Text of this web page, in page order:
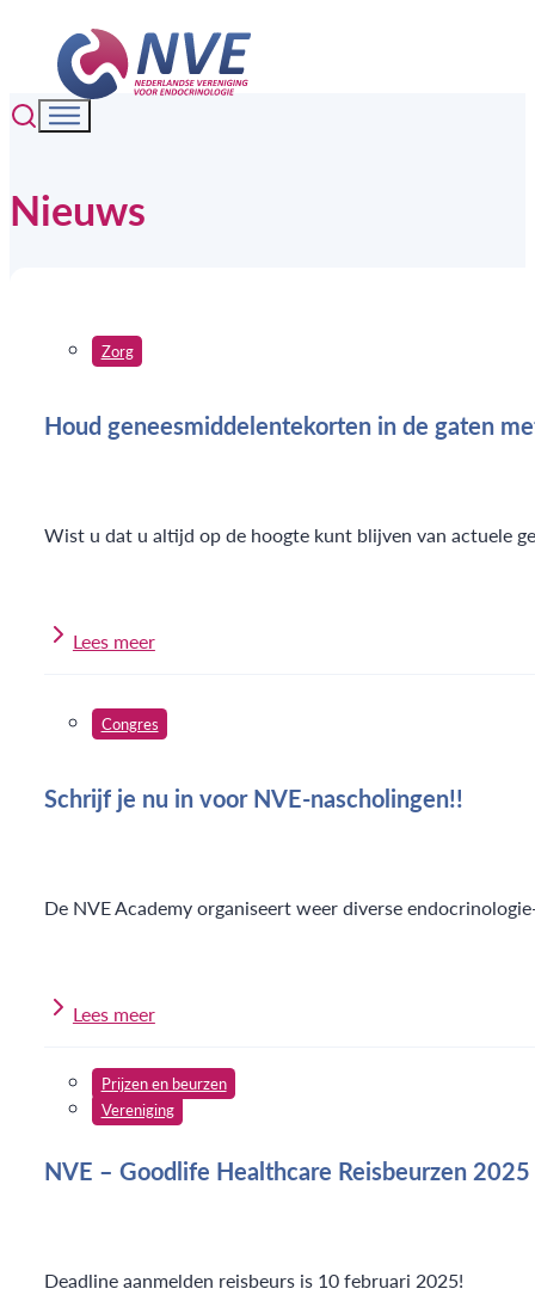
Nieuws
Houd geneesmiddelentekorten in de gaten
Zorg
Wist u dat u altijd op de hoogte kunt blijven van actuele
Lees meer
Schrijf je nu in voor NVE-nascholingen!!
Congres
De NVE Academy organiseert weer diverse
Lees meer
NVE – Goodlife Healthcare Reisbeurzen 2025
Prijzen en beurzen
Vereniging
Deadline aanmelden reisbeurs is 10 februari 2025!